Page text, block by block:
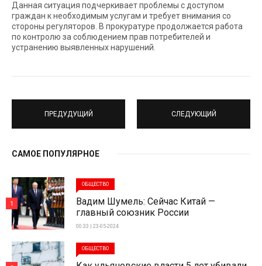
Данная ситуация подчеркивает проблемы с доступом
граждан к необходимым услугам и требует внимания со
стороны регуляторов. В прокуратуре продолжается работа
по контролю за соблюдением прав потребителей и
устранению выявленных нарушений.
ПРЕДУДУЩИЙ СЛЕДУЮЩИЙ
САМОЕ ПОПУЛЯРНОЕ
ОБЩЕСТВО
Вадим Шумель: Сейчас Китай —
главный союзник России
00:33 | 23-05-2024
1
ОБЩЕСТВО